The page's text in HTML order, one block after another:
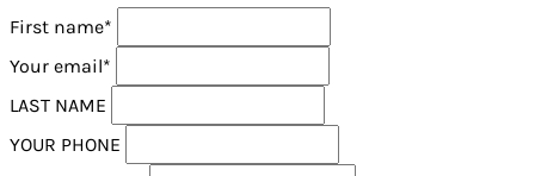
First name*
Your email*
LAST NAME
YOUR PHONE